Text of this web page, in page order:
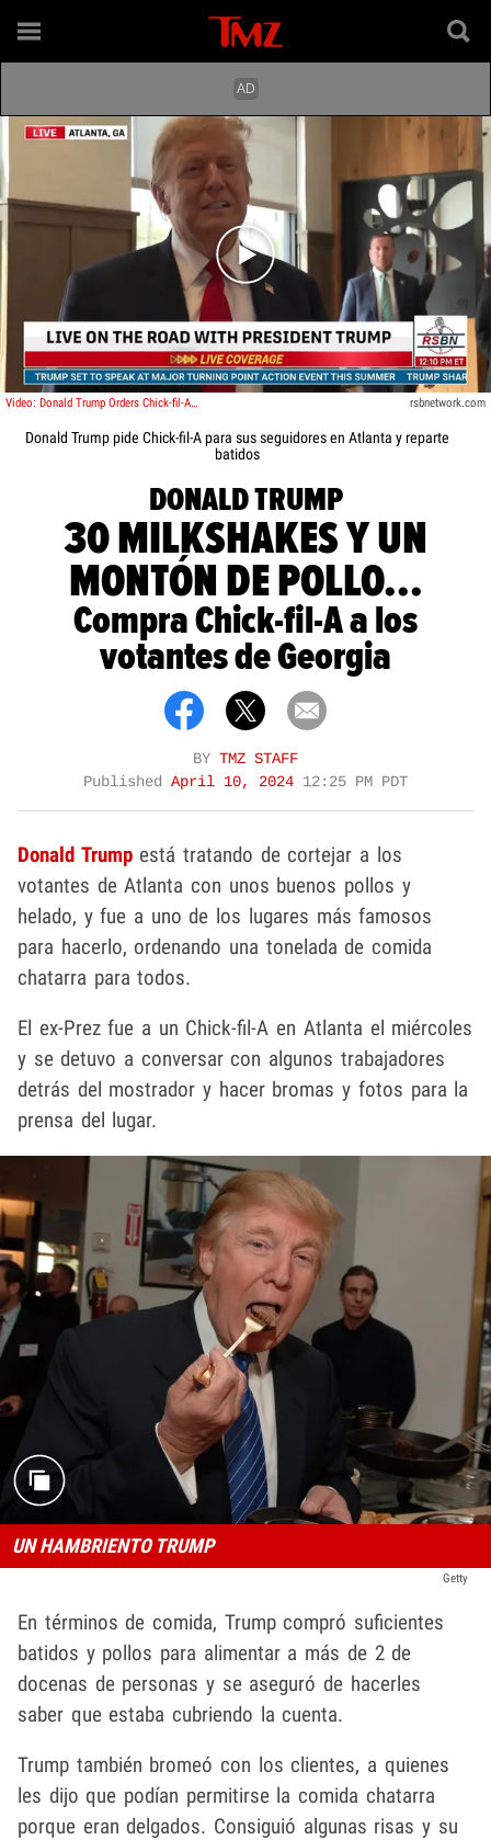
Play video content
Video: Donald Trump Orders Chick-fil-A For Supporters in Atlanta, Hands Out Shakes rsbnetwork.com
Donald Trump pide Chick-fil-A para sus seguidores en Atlanta y reparte
batidos
DONALD TRUMP
30 MILKSHAKES Y UN
MONTÓN DE POLLO...
Compra Chick-fil-A a los
votantes de Georgia
BY TMZ STAFF
Published April 10, 2024 12:25 PM PDT
Donald Trumpestá tratando de cortejar a los
votantes de Atlanta con unos buenos pollos y
helado, y fue a uno de los lugares más famosos
para hacerlo, ordenando una tonelada de comida
chatarra para todos.
El ex-Prez fue a un Chick-fil-A en Atlanta el miércoles
y se detuvo a conversar con algunos trabajadores
detrás del mostrador y hacer bromas y fotos para la
prensa del lugar.
UN HAMBRIENTO TRUMP
Getty
En términos de comida, Trump compró suficientes
batidos y pollos para alimentar a más de 2 de
docenas de personas y se aseguró de hacerles
saber que estaba cubriendo la cuenta.
Trump también bromeó con los clientes, a quienes
les dijo que podían permitirse la comida chatarra
porque eran delgados. Consiguió algunas risas y su